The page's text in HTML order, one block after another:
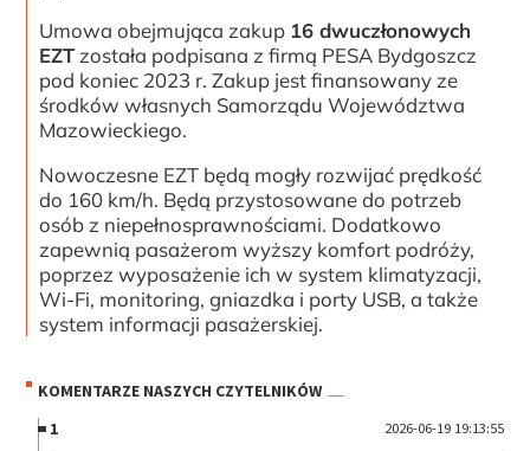
Umowa obejmująca zakup 16 dwuczłonowych
EZTzostała podpisana z firmą PESA Bydgoszcz
pod koniec 2023 r. Zakup jest finansowany ze
środków własnych Samorządu Województwa
Mazowieckiego.
Nowoczesne EZT będą mogły rozwijać prędkość
do 160 km/h. Będą przystosowane do potrzeb
osób z niepełnosprawnościami. Dodatkowo
zapewnią pasażerom wyższy komfort podróży,
poprzez wyposażenie ich w system klimatyzacji,
Wi-Fi, monitoring, gniazdka i porty USB, a także
system informacji pasażerskiej.
KOMENTARZE NASZYCH CZYTELNIKÓW
1
2026-06-19 19:13:55